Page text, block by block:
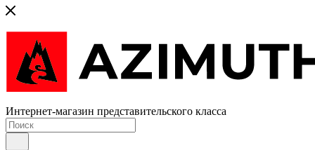
Интернет-магазин представительского класса